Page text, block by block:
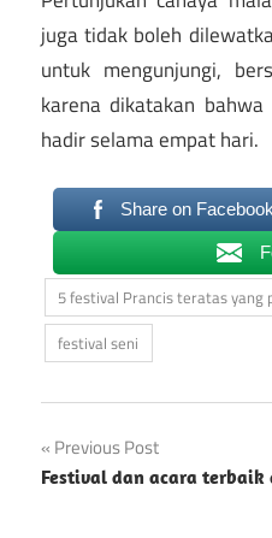
juga tidak boleh
untuk mengunjungi,
karena dikatakan
hadir selama empat hari.
Share on Facebook
5 festival Prancis teratas yang
festival seni
Post
navigation
Previous Post
Festival dan acara terbaik